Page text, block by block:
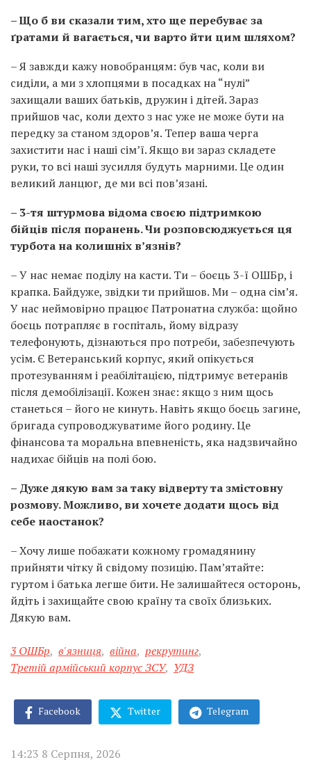
– Що б ви сказали тим, хто ще перебуває за
ґратами й вагається, чи варто йти цим шляхом?
– Я завжди кажу новобранцям: був час, коли ви
сиділи, а ми з хлопцями в посадках на “нулі”
захищали ваших батьків, дружин і дітей. Зараз
прийшов час, коли дехто з нас уже не може бути на
передку за станом здоров’я. Тепер ваша черга
захистити нас і наші сім’ї. Якщо ви зараз складете
руки, то всі наші зусилля будуть марними. Це один
великий ланцюг, де ми всі пов’язані.
– 3-тя штурмова відома своєю підтримкою
бійців після поранень. Чи розповсюджується ця
турбота на колишніх в’язнів?
– У нас немає поділу на касти. Ти – боєць 3-ї ОШБр, і
крапка. Байдуже, звідки ти прийшов. Ми – одна сім’я.
У нас неймовірно працює Патронатна служба: щойно
боєць потрапляє в госпіталь, йому відразу
телефонують, дізнаються про потреби, забезпечують
усім. Є Ветеранський корпус, який опікується
протезуванням і реабілітацією, підтримує ветеранів
після демобілізації. Кожен знає: якщо з ним щось
станеться – його не кинуть. Навіть якщо боєць загине,
бригада супроводжуватиме його родину. Це
фінансова та моральна впевненість, яка надзвичайно
надихає бійців на полі бою.
– Дуже дякую вам за таку відверту та змістовну
розмову. Можливо, ви хочете додати щось від
себе наостанок?
– Хочу лише побажати кожному громадянину
прийняти чітку й свідому позицію. Пам’ятайте:
гуртом і батька легше бити. Не залишайтеся осторонь,
йдіть і захищайте свою країну та своїх близьких.
Дякую вам.
3 ОШБр, в'язниця, війна, рекрутинг,
Третій армійський корпус ЗСУ, УДЗ
Facebook Twitter Telegram
14:23 8 Серпня, 2026